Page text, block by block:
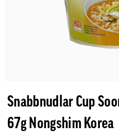
Snabbnudlar Cup
67g Nongshim Korea